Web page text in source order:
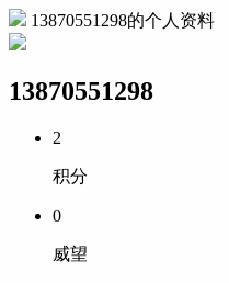
13870551298的个人资料
13870551298
2
积分
0
威望